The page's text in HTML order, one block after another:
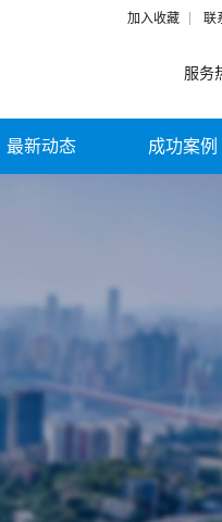
加入收藏 联
服务
最新动态 成功案例